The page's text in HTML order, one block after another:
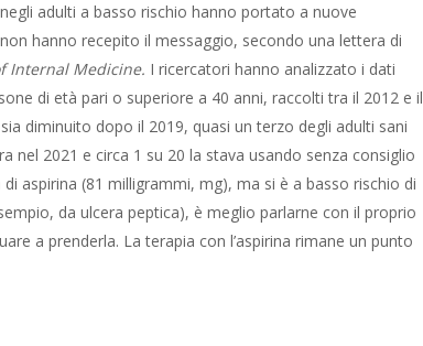
adulti a basso rischio hanno portato a nuove
hanno recepito il messaggio, secondo una lettera di
Internal Medicine. I ricercatori hanno analizzato i dati
di età pari o superiore a 40 anni, raccolti tra il 2012 e il
diminuito dopo il 2019, quasi un terzo degli adulti sani
nel 2021 e circa 1 su 20 la stava usando senza consiglio
aspirina (81 milligrammi, mg), ma si è a basso rischio di
da ulcera peptica), è meglio parlarne con il proprio
a prenderla. La terapia con l’aspirina rimane un punto